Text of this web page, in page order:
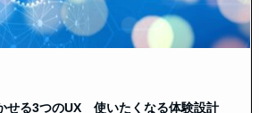
せる3つのUX 使いたくなる体験設計